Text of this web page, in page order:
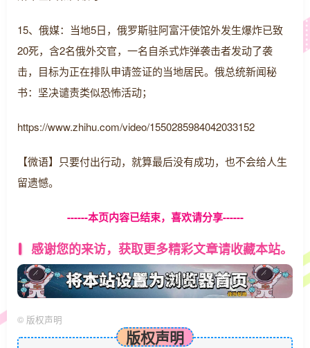
15、俄媒：当地5日，俄罗斯驻阿富汗使馆外发生爆炸已致
20死，含2名俄外交官，一名自杀式炸弹袭击者发动了袭
击，目标为正在排队申请签证的当地居民。俄总统新闻秘
书：坚决谴责类似恐怖活动；
https://www.zhihu.com/video/1550285984042033152
【微语】只要付出行动，就算最后没有成功，也不会给人生
留遗憾。
------本页内容已结束，喜欢请分享------
感谢您的来访，获取更多精彩文章请收藏本站。
© 版权声明
版权声明